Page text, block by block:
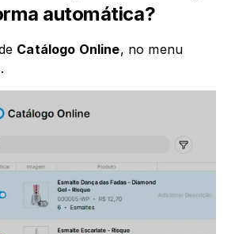
automática?
Catálogo Online, no menu